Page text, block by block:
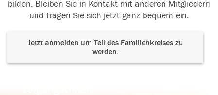
bilden. Bleiben Sie in Kontakt mit anderen Mitgliedern
und tragen Sie sich jetzt ganz bequem ein.
Jetzt anmelden um Teil des Familienkreises zu
werden.